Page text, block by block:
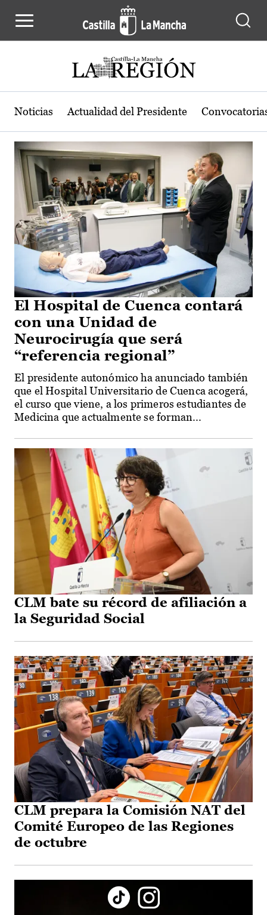
Actualidad de la región de Castilla-
Noticias Actualidad del Presidente
El Hospital de Cuenca contará
con una Unidad de
Neurocirugía que será
“referencia regional”
El presidente autonómico ha anunciado también
que el Hospital Universitario de Cuenca acogerá,
el curso que viene, a los primeros estudiantes de
Medicina que actualmente se forman...
CLM bate su récord de afiliación a
la Seguridad Social
CLM prepara la Comisión NAT del
Comité Europeo de las Regiones
de octubre